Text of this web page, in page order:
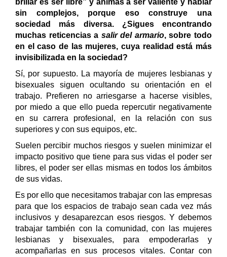
brillar es ser libre” y animas a ser valiente y hablar
sin complejos, porque eso construye una
sociedad más diversa. ¿Sigues encontrando
muchas reticencias a salir del armario, sobre todo
en el caso de las mujeres, cuya realidad está más
invisibilizada en la sociedad?
Sí, por supuesto. La mayoría de mujeres lesbianas y
bisexuales siguen ocultando su orientación en el
trabajo. Prefieren no arriesgarse a hacerse visibles,
por miedo a que ello pueda repercutir negativamente
en su carrera profesional, en la relación con sus
superiores y con sus equipos, etc.
Suelen percibir muchos riesgos y suelen minimizar el
impacto positivo que tiene para sus vidas el poder ser
libres, el poder ser ellas mismas en todos los ámbitos
de sus vidas.
Es por ello que necesitamos trabajar con las empresas
para que los espacios de trabajo sean cada vez más
inclusivos y desaparezcan esos riesgos. Y debemos
trabajar también con la comunidad, con las mujeres
lesbianas y bisexuales, para empoderarlas y
acompañarlas en sus procesos vitales. Contar con